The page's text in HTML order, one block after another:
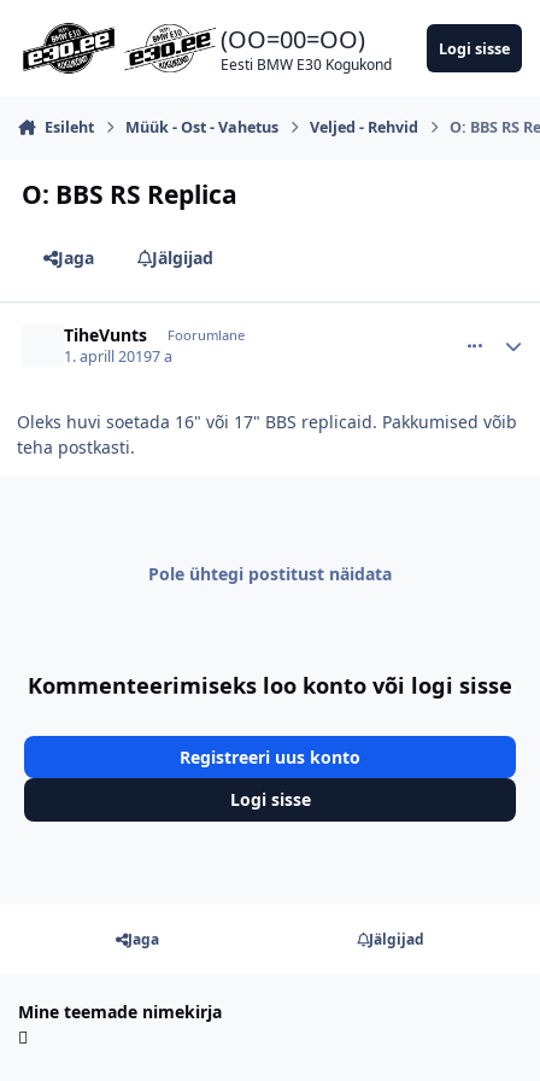
(OO=00=OO)
Eesti BMW E30 Kogukond
Logi sisse
Esileht Müük - Ost - Vahetus Veljed - Rehvid O: BBS RS
O: BBS RS Replica
Jaga Jälgijad
TiheVunts Foorumlane
1. aprill 20197 a
Oleks huvi soetada 16" või 17" BBS replicaid. Pakkumised võib
teha postkasti.
Pole ühtegi postitust näidata
Kommenteerimiseks loo konto või logi sisse
Registreeri uus konto
Logi sisse
Jaga Jälgijad
Mine teemade nimekirja